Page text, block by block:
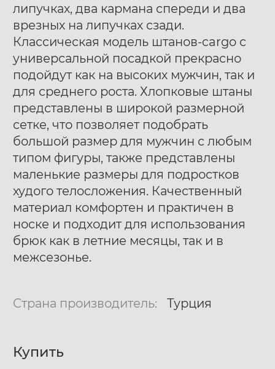
липучках, два кармана спереди и два
врезных на липучках сзади.
Классическая модель штанов-cargo с
универсальной посадкой прекрасно
подойдут как на высоких мужчин, так и
для среднего роста. Хлопковые штаны
представлены в широкой размерной
сетке, что позволяет подобрать
большой размер для мужчин с любым
типом фигуры, также представлены
маленькие размеры для подростков
худого телосложения. Качественный
материал комфортен и практичен в
носке и подходит для использования
брюк как в летние месяцы, так и в
межсезонье.
Страна производитель: Турция
Купить